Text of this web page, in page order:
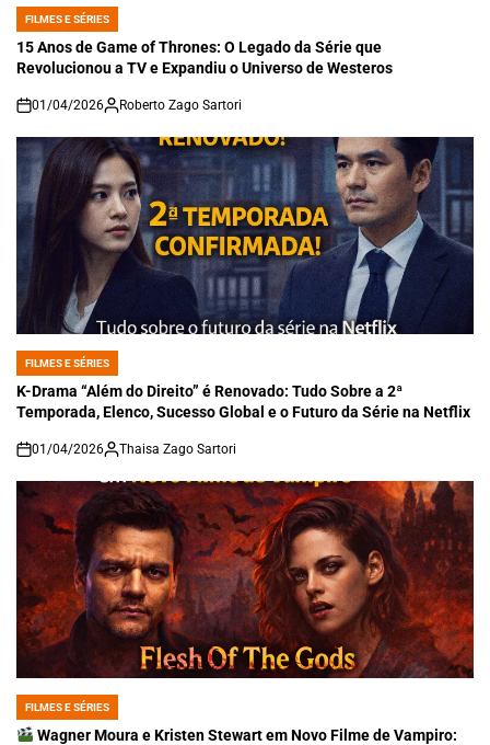
POSTED
IN
FILMES E SÉRIES
15 Anos de Game of Thrones: O Legado da Série que
Revolucionou a TV e Expandiu o Universo de Westeros
on
01/04/2026 Roberto Zago Sartori
POSTED
IN
FILMES E SÉRIES
K-Drama “Além do Direito” é Renovado: Tudo Sobre a 2ª
Temporada, Elenco, Sucesso Global e o Futuro da Série na Netflix
on
01/04/2026 Thaisa Zago Sartori
POSTED
IN
FILMES E SÉRIES
Wagner Moura e Kristen Stewart em Novo Filme de Vampiro: